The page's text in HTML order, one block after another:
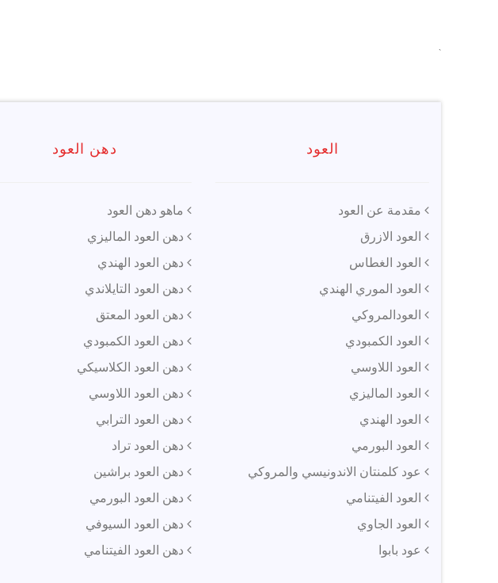
`
العود
مقدمة عن العود
العود الازرق
العود الغطاس
العود الموري الهندي
العودالمروكي
العود الكمبودي
العود اللاوسي
العود الماليزي
العود الهندي
العود البورمي
عود كلمنتان الاندونيسي والمروكي
العود الفيتنامي
العود الجاوي
عود بابوا
دهن العود
ماهو دهن العود
دهن العود الماليزي
دهن العود الهندي
دهن العود التايلاندي
دهن العود المعتق
دهن العود الكمبودي
دهن العود الكلاسيكي
دهن العود اللاوسي
دهن العود الترابي
دهن العود تراد
دهن العود براشين
دهن العود البورمي
دهن العود السيوفي
دهن العود الفيتنامي